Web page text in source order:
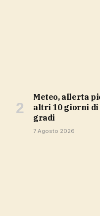
Meteo, allerta piogge al nord, Italia rovente
altri 10 giorni di
gradi
7 Agosto 2026